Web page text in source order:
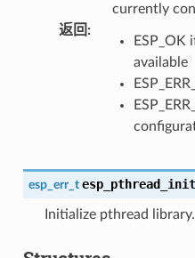
currently
返回 :
available
esp_err_t esp_pthread_init
Initialize pthread library.